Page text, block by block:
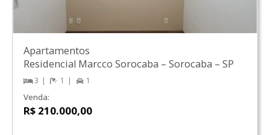
Apartamentos
Residencial Marcco Sorocaba – Sorocaba – SP
3 1 1
Venda:
R$ 210.000,00